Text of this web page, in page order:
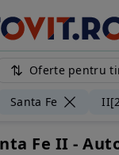
Oferte pentru
Santa Fe
Fe II -